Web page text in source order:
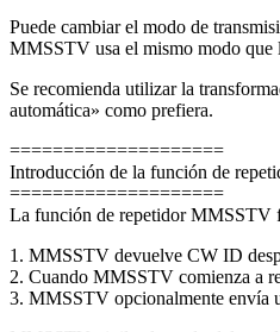
Puede cambiar el modo de
MMSSTV usa el mismo modo que
Se recomienda utilizar la
automática» como prefiera.
====================
Introducción de la función de
====================
La función de repetidor MMSSTV
1. MMSSTV devuelve CW ID
2. Cuando MMSSTV comienza a
3. MMSSTV opcionalmente envía